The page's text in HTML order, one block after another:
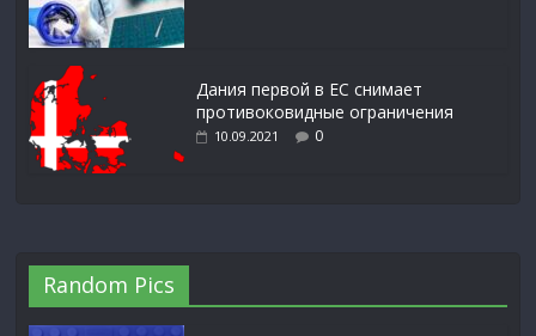
Дания первой в ЕС снимает
противоковидные ограничения
10.09.2021 0
Random Pics